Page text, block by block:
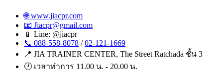
🌐 www.jiacpr.com
📧 Jiacpr@gmail.com
📱 Line: @jiacpr
📞 088-558-8078 /02-121-1669
📍 JIA TRAINER CENTER, The Street Ratchada ชั้น 3
🕐 เวลาทำการ 11.00 น. - 20.00 น.